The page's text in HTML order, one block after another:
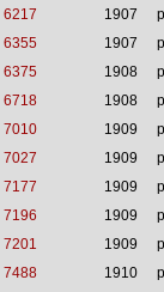
6217 1907
6355 1907
6375 1908
6718 1908
7010 1909
7027 1909
7177 1909
7196 1909
7201 1909
7488 1910